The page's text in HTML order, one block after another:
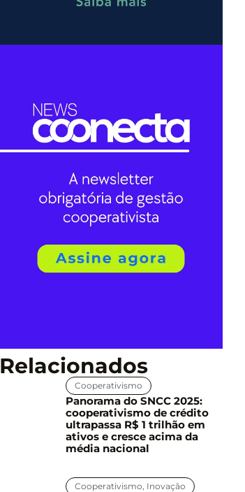
Relacionados
Cooperativismo
Panorama do SNCC 2025:
cooperativismo de crédito
ultrapassa R$ 1 trilhão em
ativos e cresce acima da
média nacional
Cooperativismo Inovação